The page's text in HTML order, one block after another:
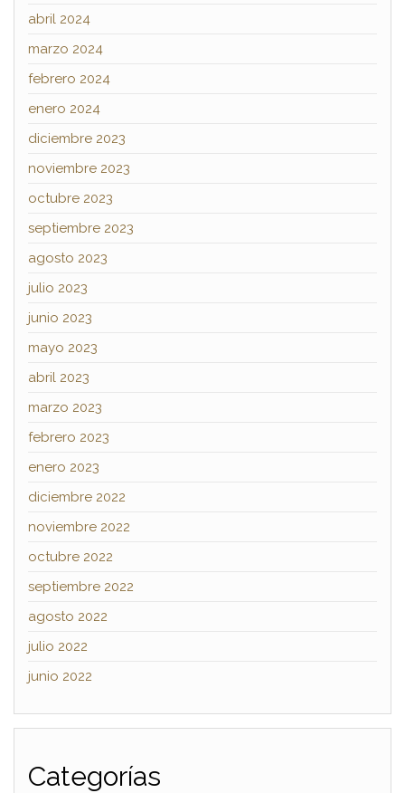
abril 2024
marzo 2024
febrero 2024
enero 2024
diciembre 2023
noviembre 2023
octubre 2023
septiembre 2023
agosto 2023
julio 2023
junio 2023
mayo 2023
abril 2023
marzo 2023
febrero 2023
enero 2023
diciembre 2022
noviembre 2022
octubre 2022
septiembre 2022
agosto 2022
julio 2022
junio 2022
Categorías